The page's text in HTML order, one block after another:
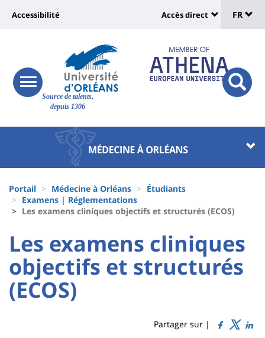
Site
Source de talents,
depuis 1306
Université
Recherche
responsive
menu
button
Université
vers
page
accessibilité
Accessibilité
:
Shortcut
links
Accès direct
de
FR
Université
Block
liste
des
composantes
d'Ariane
Portail Médecine à Orléans
Étudiants
Examens | Réglementations
Les examens cliniques objectifs et structurés (ECOS)
University
:
Sidebar
University
:
Main
content
Titre
de
Les examens cliniques
objectifs et structurés
(ECOS)
Partager sur |